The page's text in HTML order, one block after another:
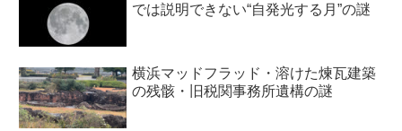
では説明できない“自発光する月”の謎
横浜マッドフラッド・溶けた煉瓦建築
の残骸・旧税関事務所遺構の謎